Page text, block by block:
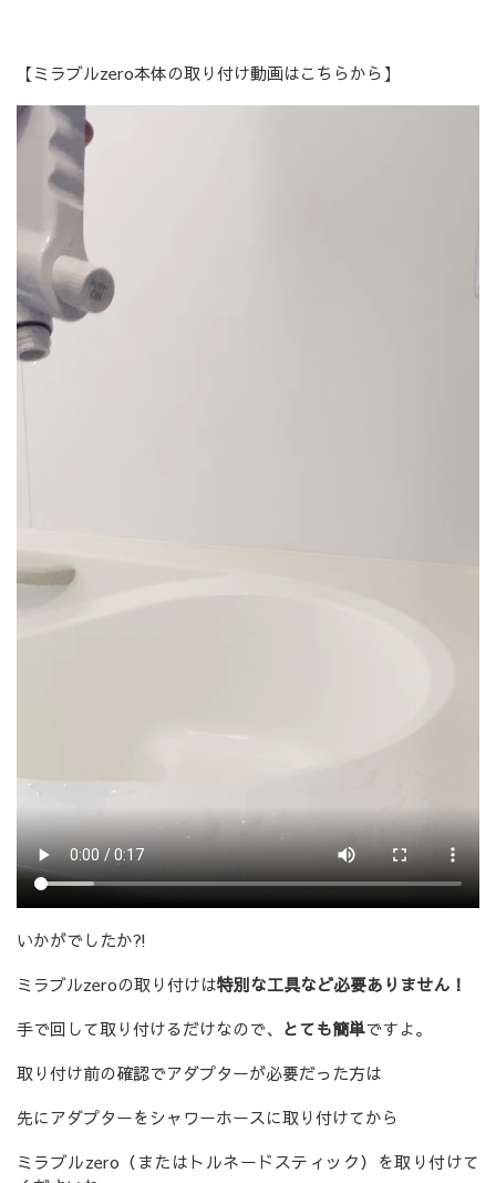
【ミラブルzero本体の取り付け動画はこちらから】
いかがでしたか⁈
ミラブルzeroの取り付けは特別な工具など必要ありません！
手で回して取り付けるだけなので、 とても簡単ですよ。
取り付け前の確認でアダプターが必要だった方は
先にアダプターをシャワーホースに取り付けてから
ミラブルzero（またはトルネードスティック）を取り付けて